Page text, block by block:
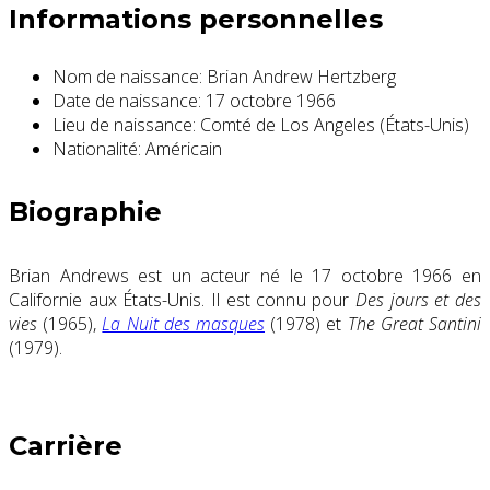
Informations personnelles
Nom de naissance: Brian Andrew Hertzberg
Date de naissance: 17 octobre 1966
Lieu de naissance: Comté de Los Angeles (États-Unis)
Nationalité: Américain
Biographie
Brian Andrews est un acteur né le 17 octobre 1966 en
Californie aux États-Unis. Il est connu pour Des jours et des
vies (1965),La Nuit des masques (1978) et The Great Santini
(1979).
Carrière